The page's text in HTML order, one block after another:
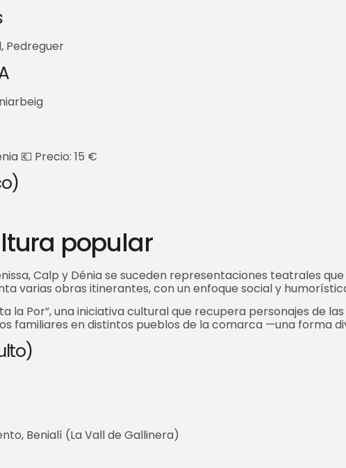
Pedreguer
💶 Precio: 15 €
popular
Calp y Dénia se suceden representaciones teatrales
varias obras itinerantes, con un enfoque social y
la Por”, una iniciativa cultural que recupera personajes de
familiares en distintos pueblos de la comarca —una forma
Benialí (La Vall de Gallinera)